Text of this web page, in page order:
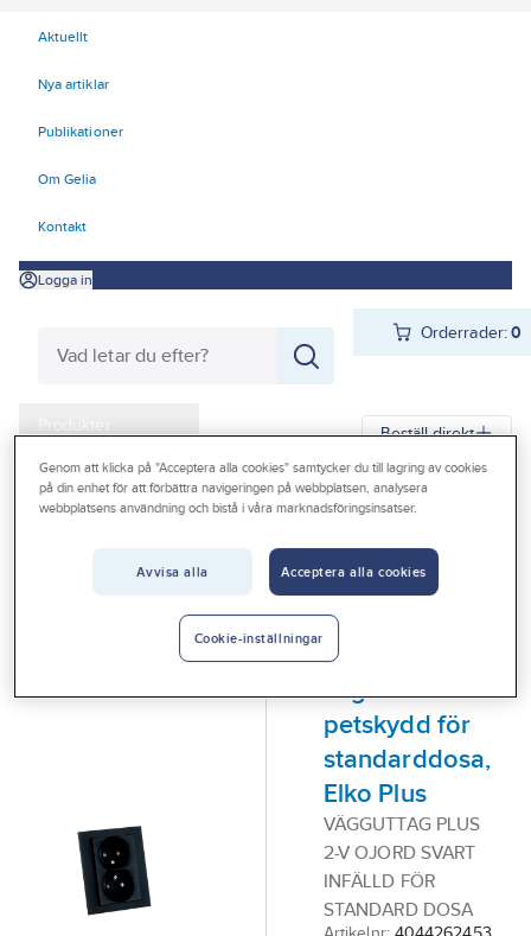
Aktuellt
Nya artiklar
Publikationer
Om Gelia
Kontakt
Logga in
Orderrader:0
Produkter
Kampanjer
Outlet
Beställ direkt
Gelia Produkter Gelia El Installationsmateriel Vägguttag
Vägguttag,
infällda,
ojordade, 2-
vägs med
petskydd för
standarddosa,
Elko Plus
VÄGGUTTAG PLUS
2-V OJORD SVART
INFÄLLD FÖR
STANDARD DOSA
Genom att klicka på "Acceptera alla cookies" samtycker du till lagring av cookies
på din enhet för att förbättra navigeringen på webbplatsen, analysera
webbplatsens användning och bistå i våra marknadsföringsinsatser.
Avvisa alla Acceptera alla cookies
Cookie-inställningar